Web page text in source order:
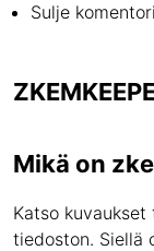
Sulje
Mikä on
Katso
tiedoston.